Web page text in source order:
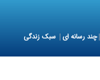
چند رسانه ای سبک زندگی